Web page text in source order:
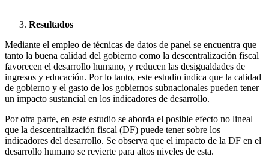
Resultados
Mediante el empleo de técnicas de datos de panel se encuentra que
tanto la buena calidad del gobierno como la descentralización fiscal
favorecen el desarrollo humano, y reducen las desigualdades de
ingresos y educación. Por lo tanto, este estudio indica que la calidad
de gobierno y el gasto de los gobiernos subnacionales pueden tener
un impacto sustancial en los indicadores de desarrollo.
Por otra parte, en este estudio se aborda el posible efecto no lineal
que la descentralización fiscal (DF) puede tener sobre los
indicadores del desarrollo. Se observa que el impacto de la DF en el
desarrollo humano se revierte para altos niveles de esta.